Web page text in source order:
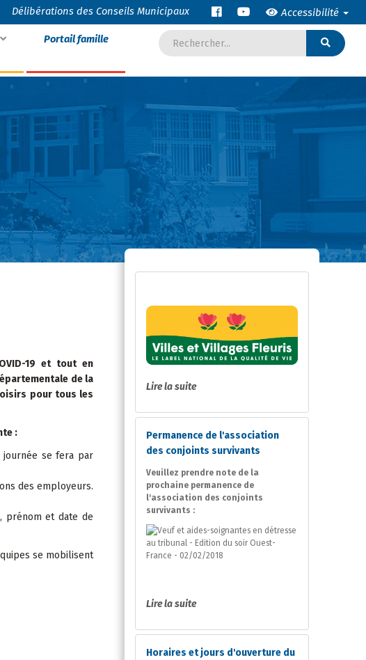
Délibérations des Conseils Municipaux Accessibilité
Portail famille
19 et tout en
de la
pour tous les
:
journée se fera par
des employeurs.
prénom et date de
se mobilisent
Lire la suite
Permanence de l'association
des conjoints survivants
Veuillez prendre note de la
prochaine permanence de
l'association des conjoints
survivants :
Lire la suite
Horaires et jours d'ouverture du